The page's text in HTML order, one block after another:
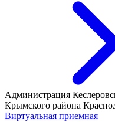
Администрация
Крымского района
Виртуальная приемная